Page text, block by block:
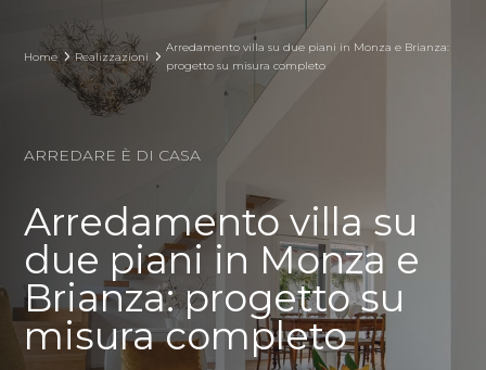
Home 5Realizzazioni 5Arredamento villa su due piani in Monza e Brianza:
progetto su misura completo
ARREDARE È DI CASA
Arredamento villa su
due piani in Monza e
Brianza: progetto su
misura completo